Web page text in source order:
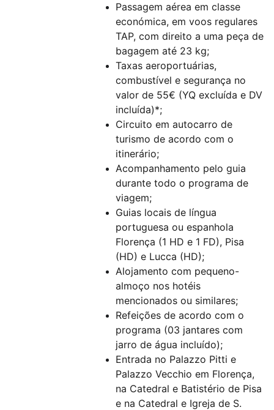
Passagem aérea em classe
económica, em voos regulares
TAP, com direito a uma peça de
bagagem até 23 kg;
Taxas aeroportuárias,
combustível e segurança no
valor de 55€ (YQ excluída e DV
incluída)*;
Circuito em autocarro de
turismo de acordo com o
itinerário;
Acompanhamento pelo guia
durante todo o programa de
viagem;
Guias locais de língua
portuguesa ou espanhola
Florença (1 HD e 1 FD), Pisa
(HD) e Lucca (HD);
Alojamento com pequeno-
almoço nos hotéis
mencionados ou similares;
Refeições de acordo com o
programa (03 jantares com
jarro de água incluído);
Entrada no Palazzo Pitti e
Palazzo Vecchio em Florença,
na Catedral e Batistério de Pisa
e na Catedral e Igreja de S.